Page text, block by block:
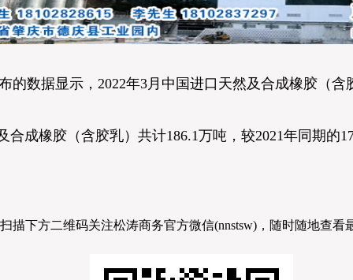
数据显示，2022年3月中国进口天然及合成橡胶（含
成橡胶（含胶乳）共计186.1万吨，较2021年同期的
描下方二维码关注松涛商务官方微信(nnstsw)，随时随地查看